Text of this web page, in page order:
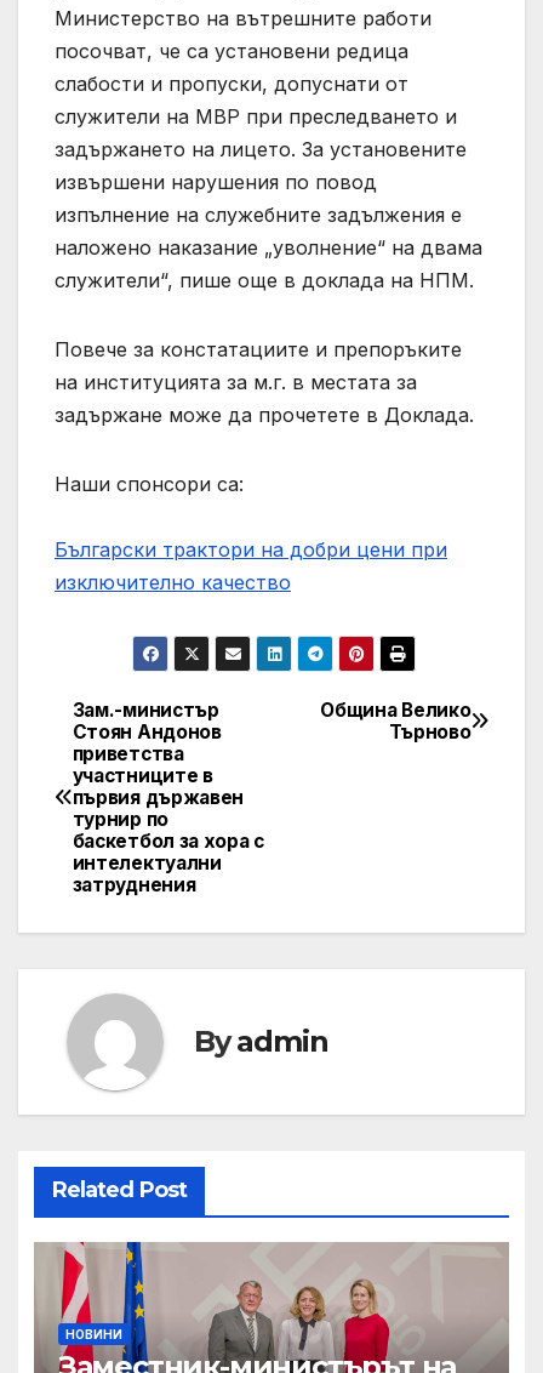
Министерство на вътрешните работи
посочват, че са установени редица
слабости и пропуски, допуснати от
служители на МВР при преследването и
задържането на лицето. За установените
извършени нарушения по повод
изпълнение на служебните задължения е
наложено наказание „уволнение“ на двама
служители“, пише още в доклада на НПМ.
Повече за констатациите и препоръките
на институцията за м.г. в местата за
задържане може да прочетете в Доклада.
Наши спонсори са:
Български трактори на добри цени при
изключително качество
Post
navigation
Община Велико
Търново
Зам.-министър
Стоян Андонов
приветства
участниците в
първия държавен
турнир по
баскетбол за хора с
интелектуални
затруднения
Byadmin
Related Post
НОВИНИ